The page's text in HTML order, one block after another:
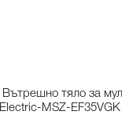
Вътрешно тяло за
Electric-MSZ-